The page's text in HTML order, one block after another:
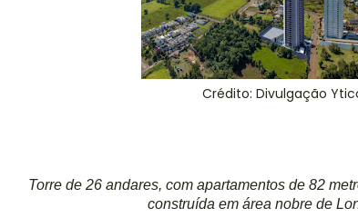
Crédito: Divulgação
Torre de 26 andares, com apartamentos de 82
construída em área nobre de